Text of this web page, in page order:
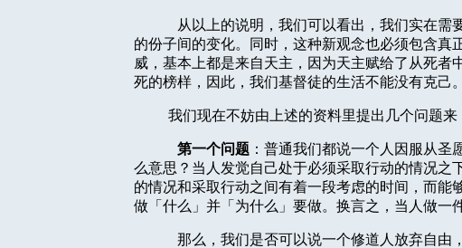
从以上的说明，我们可以看出，我们实在
的份子间的变化。同时，这种新观念也必须包含
威，基本上都是来自天主，因为天主赋给了从死者
死的榜样，因此，我们基督徒的生活不能没有克己。
我们现在不妨由上述的资料里提出几个问题
第一个问题 ：普通我们都说一个人因服从
么意思？当人发觉自己处于必须采取行动的情况之
的情况和采取行动之间有着一段考虑的时间，而
做「什么」并「为什么」要做。换言之，当人做一
那么，我们是否可以说一个修道人放弃自由